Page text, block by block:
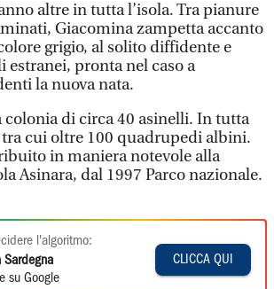
altre in tutta l’isola. Tra pianure
Giacomina zampetta accanto
grigio, al solito diffidente e
estranei, pronta nel caso a
la nuova nata.
colonia di circa 40 asinelli. In tutta
cui oltre 100 quadrupedi albini.
in maniera notevole alla
Asinara, dal 1997 Parco nazionale.
l'algoritmo:
Sardegna
su Google
CLICCA QUI